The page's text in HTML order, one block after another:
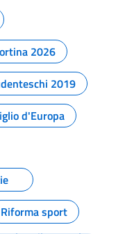
2026
2019
d'Europa
Riforma sport